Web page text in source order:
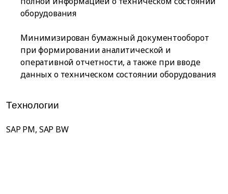
оборудования
Минимизирован бумажный документооборот
при формировании аналитической и
оперативной отчетности, а также при вводе
данных о техническом состоянии оборудования
Технологии
SAP PM, SAP BW